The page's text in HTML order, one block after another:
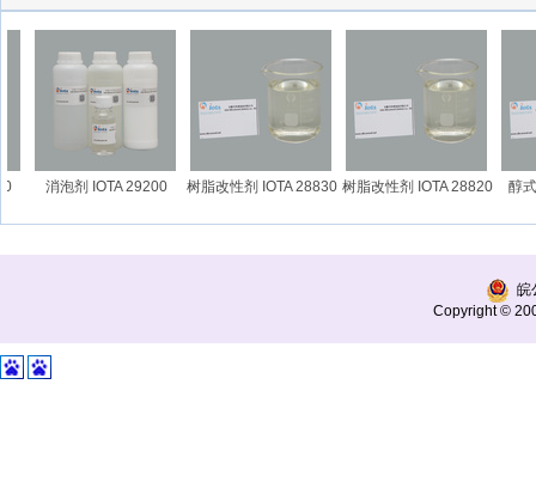
消泡剂 IOTA 29200 树脂改性剂 IOTA 28830 树脂改性剂 IOTA 28820
醇式
皖
Copyright ©